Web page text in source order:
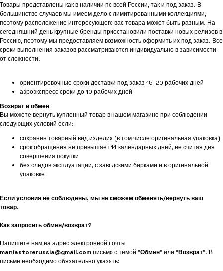
Товары представлены как в наличии по всей России, так и под заказ. В
большинстве случаев мы имеем дело с лимитированными коллекциями,
поэтому расположение интересующего вас товара может быть разным. На
сегодняшний день крупные бренды приостановили поставки новых релизов в
Россию, поэтому мы предоставляем возможность оформить их под заказ. Все
сроки выполнения заказов рассматриваются индивидуально в зависимости
от сложности.
ориентировочные сроки доставки под заказ 15-20 рабочих дней
аэроэкспресс сроки до 10 рабочих дней
Возврат и обмен
Вы можете вернуть купленный товар в нашем магазине при соблюдении
следующих условий если:
сохранен товарный вид изделия (в том числе оригинальная упаковка)
срок обращения не превышает 14 календарных дней, не считая дня
совершения покупки
без следов эксплуатации, с заводскими бирками и в оригинальной
упаковке
Если условия не соблюдены, мы не сможем обменять/вернуть ваш
товар.
Как запросить обмен/возврат?
Напишите нам на адрес электронной почты
maniastorerussia@gmail.comписьмо с темой "Обмен" или “Возврат”. В
письме необходимо обязательно указать: